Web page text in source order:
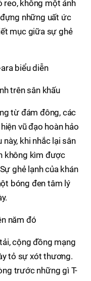
reo, không một ánh
những uất ức
mục giữa sự ghẻ
biểu diễn
trên sân khấu
từ đám đông, các
vũ đạo hoàn hảo
khi nhắc lại sân
không kìm được
ghẻ lạnh của khán
bóng đen tâm lý
năm đó
cộng đồng mạng
tỏ sự xót thương.
trước những gì T-